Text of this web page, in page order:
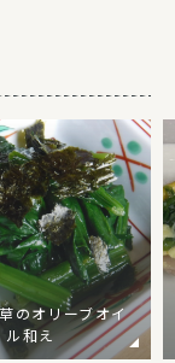
のオリーブオイ
ル和え